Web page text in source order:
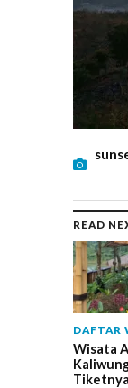
READ
DAFTAR
Wisata
Tiketnya